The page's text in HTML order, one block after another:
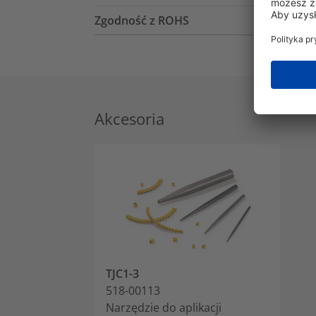
Zgodność z ROHS
Akcesoria
TJC1-3
518-00113
Narzędzie do aplikacji